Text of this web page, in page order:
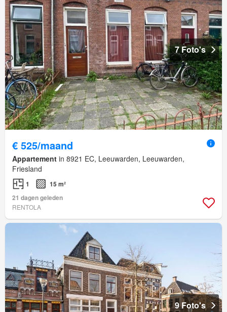
7 Foto's
€ 525/maand
Appartement in 8921 EC, Leeuwarden, Leeuwarden,
Friesland
1
15 m²
21 dagen geleden
RENTOLA
9 Foto's